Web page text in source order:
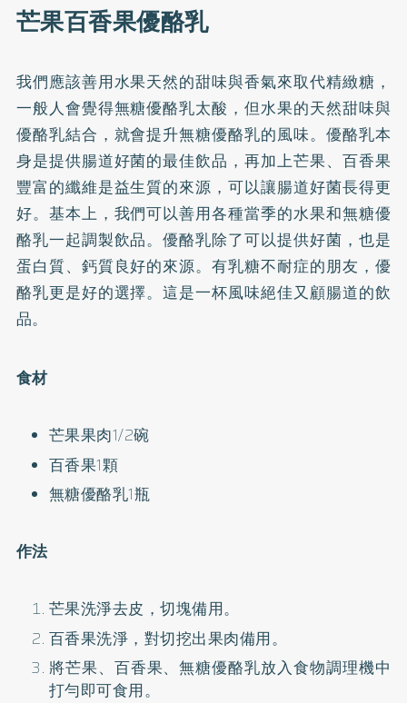
芒果百香果優酪乳
我們應該善用水果天然的甜味與香氣來取代精緻糖，
一般人會覺得無糖優酪乳太酸，但水果的天然甜味與
優酪乳結合，就會提升無糖優酪乳的風味。優酪乳本
身是提供腸道好菌的最佳飲品，再加上芒果、百香果
豐富的纖維是益生質的來源，可以讓腸道好菌長得更
好。基本上，我們可以善用各種當季的水果和無糖優
酪乳一起調製飲品。優酪乳除了可以提供好菌，也是
蛋白質、鈣質良好的來源。有乳糖不耐症的朋友，優
酪乳更是好的選擇。這是一杯風味絕佳又顧腸道的飲
品。
食材
芒果果肉1/2碗
百香果1顆
無糖優酪乳1瓶
作法
芒果洗淨去皮，切塊備用。
百香果洗淨，對切挖出果肉備用。
將芒果、百香果、無糖優酪乳放入食物調理機中
打勻即可食用。